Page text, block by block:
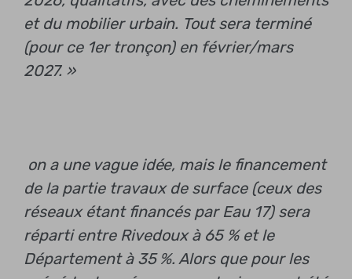
et du mobilier urbain. Tout sera terminé
(pour ce 1er tronçon) en février/mars
2027. »
on a une vague idée, mais le financement
de la partie travaux de surface (ceux des
réseaux étant financés par Eau 17) sera
réparti entre Rivedoux à 65 % et le
Département à 35 %. Alors que pour les